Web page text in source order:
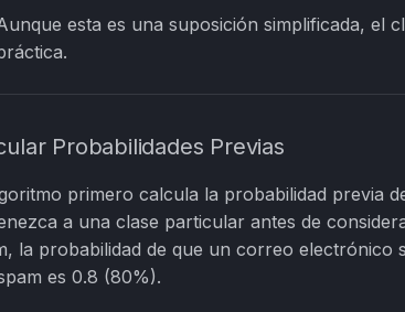
esta es una suposición simplificada, el
Probabilidades Previas
primero calcula la probabilidad previa
a una clase particular antes de
la probabilidad de que un correo electrónico
es 0.8 (80%).